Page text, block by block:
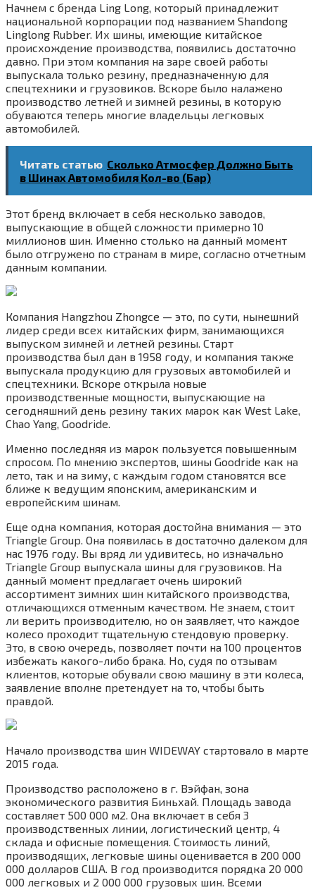
Начнем с бренда Ling Long, который принадлежит
национальной корпорации под названием Shandong
Linglong Rubber. Их шины, имеющие китайское
происхождение производства, появились достаточно
давно. При этом компания на заре своей работы
выпускала только резину, предназначенную для
спецтехники и грузовиков. Вскоре было налажено
производство летней и зимней резины, в которую
обуваются теперь многие владельцы легковых
автомобилей.
Читать статью Сколько Атмосфер Должно Быть
в Шинах Автомобиля Кол-во (Бар)
Этот бренд включает в себя несколько заводов,
выпускающие в общей сложности примерно 10
миллионов шин. Именно столько на данный момент
было отгружено по странам в мире, согласно отчетным
данным компании.
Компания Hangzhou Zhongce — это, по сути, нынешний
лидер среди всех китайских фирм, занимающихся
выпуском зимней и летней резины. Старт
производства был дан в 1958 году, и компания также
выпускала продукцию для грузовых автомобилей и
спецтехники. Вскоре открыла новые
производственные мощности, выпускающие на
сегодняшний день резину таких марок как West Lake,
Chao Yang, Goodride.
Именно последняя из марок пользуется повышенным
спросом. По мнению экспертов, шины Goodride как на
лето, так и на зиму, с каждым годом становятся все
ближе к ведущим японским, американским и
европейским шинам.
Еще одна компания, которая достойна внимания — это
Triangle Group. Она появилась в достаточно далеком для
нас 1976 году. Вы вряд ли удивитесь, но изначально
Triangle Group выпускала шины для грузовиков. На
данный момент предлагает очень широкий
ассортимент зимних шин китайского производства,
отличающихся отменным качеством. Не знаем, стоит
ли верить производителю, но он заявляет, что каждое
колесо проходит тщательную стендовую проверку.
Это, в свою очередь, позволяет почти на 100 процентов
избежать какого-либо брака. Но, судя по отзывам
клиентов, которые обували свою машину в эти колеса,
заявление вполне претендует на то, чтобы быть
правдой.
Начало производства шин WIDEWAY стартовало в марте
2015 года.
Производство расположено в г. Вэйфан, зона
экономического развития Биньхай. Площадь завода
составляет 500 000 м2. Она включает в себя 3
производственных линии, логистический центр, 4
склада и офисные помещения. Стоимость линий,
производящих, легковые шины оценивается в 200 000
000 долларов США. В год производится порядка 20 000
000 легковых и 2 000 000 грузовых шин. Всеми